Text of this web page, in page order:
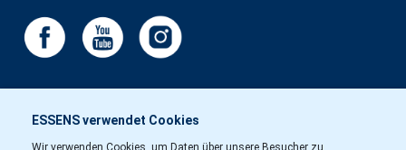
ESSENS verwendet Cookies
Wir verwenden Cookies, um Daten über unsere Besucher zu